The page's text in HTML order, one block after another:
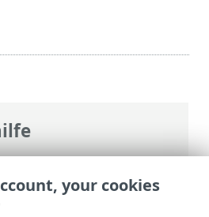
>ESET Smart Security
Dokumente >
your cookies